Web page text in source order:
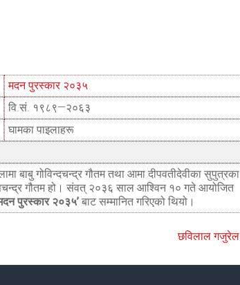
मदन पुरस्कार २०३५
वि.सं. १९८९—२०६३
घामका पाइलाहरू
बाबु गोविन्दचन्द्र गौतम तथा आमा दीपवतीदेवीका सुपुत्रका
गौतम हो। संवत् २०३६ साल आश्विन १० गते आयोजित
पुरस्कार २०३५’ बाट सम्मानित गरिएको थियो।
छविलाल गजुरेल